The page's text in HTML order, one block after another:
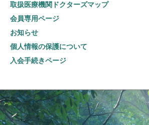
取扱医療機関ドクターズマップ
会員専用ページ
お知らせ
個人情報の保護について
入会手続きページ